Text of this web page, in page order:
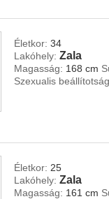
Életkor: 34
Lakóhely: Zala
Magasság: 168 cm
Szexualis
Életkor: 25
Lakóhely: Zala
Magasság: 161 cm